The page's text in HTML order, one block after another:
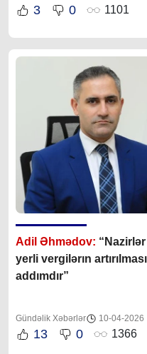
3 0 1101
Adil Əhmədov:
yerli vergilərın
addımdır”
Gündəlik Xəbərlər 10-04-2026
13 0 1366